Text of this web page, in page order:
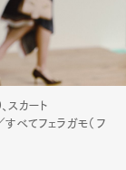
カート
べてフェラガモ（フ